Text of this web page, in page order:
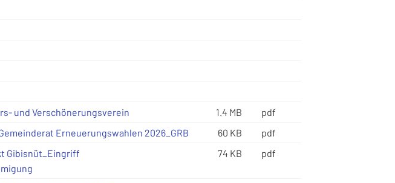
und Verschönerungsverein
1.4 MB
pdf
Erneuerungswahlen 2026_GRB
60 KB
pdf
Gibisnüt_Eingriff
74 KB pdf